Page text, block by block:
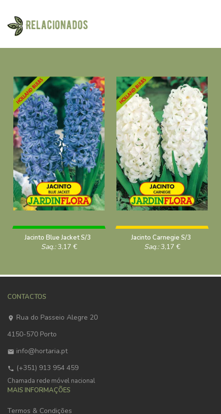
Relacionados
Jacinto Blue Jacket S/3
Saq.:3,17 €
Jacinto Carnegie S/3
Saq.:3,17 €
CONTACTOS
Rua do Passeio Alegre 20
4150-570 Porto
info@hortaria.pt
(+351) 913 954 459
Chamada rede móvel nacional
MAIS INFORMAÇÕES
Termos & Condições